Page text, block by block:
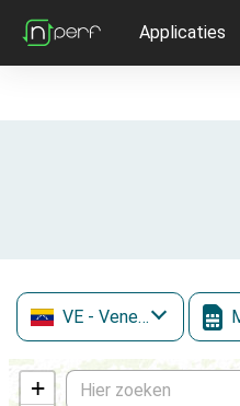
Applicaties
VE - Venezuela
+